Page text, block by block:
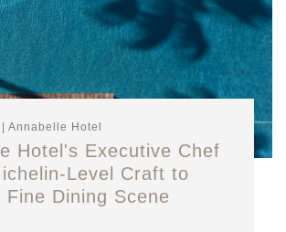
Annabelle Hotel
Hotel's Executive Chef
Level Craft to
Fine Dining Scene